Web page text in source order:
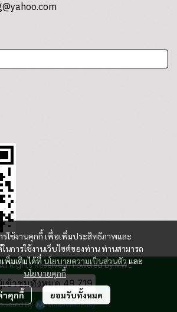
รใช้งานคุกกี้ เพื่อเพิ่มประสิทธิภาพและ
การใช้งานเว็บไซต์ของท่าน ท่านสามารถ
พิ่มเติมได้ที่ นโยบายความเป็นส่วนตัว และ
นโยบายคุกกี้
าคุกกี้ ยอมรับทั้งหมด
Rights Reserved | Powered by MWE
เข้าชมทั้งหมด49,719
By MakeWebEasy